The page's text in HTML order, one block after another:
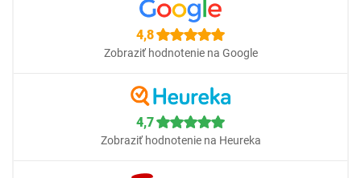
4,8
Zobraziť hodnotenie na Google
4,7
Zobraziť hodnotenie na Heureka